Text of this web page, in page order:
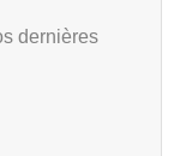
dernières